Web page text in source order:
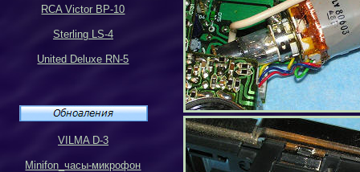
RCA Victor BP-10
Sterling LS-4
United Deluxe RN-5
VILMA D-3
Minifon_часы-микрофон